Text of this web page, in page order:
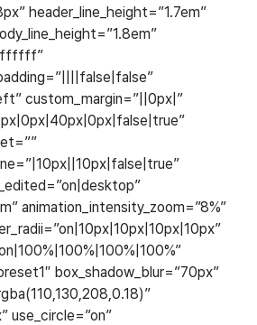
header_line_height=”1.7em”
custom_margin=”||0px|”
animation_intensity_zoom=”8%”
box_shadow_blur=”70px”
use_circle=”on”